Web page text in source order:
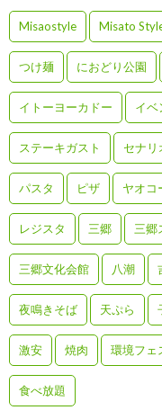
Misaostyle Misato
つけ麺 におどり公園
イトーヨーカドー イベ
ステーキガスト セナリ
パスタ ピザ ヤオコ
レジスタ 三郷 三郷
三郷文化会館 八潮
夜鳴きそば 天ぷら
激安 焼肉 環境フェ
食べ放題